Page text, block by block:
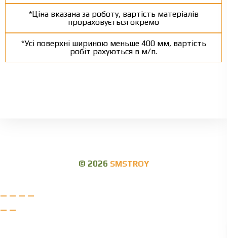
*Ціна вказана за роботу, вартість матеріалів
прораховується окремо
*Усі поверхні шириною меньше 400 мм, вартість
робіт рахуються в м/п.
© 2026 SMSTROY